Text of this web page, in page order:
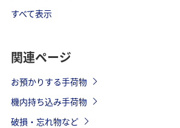
すべて表示
関連ページ
お預かりする手荷物
機内持ち込み手荷物
破損・忘れ物など